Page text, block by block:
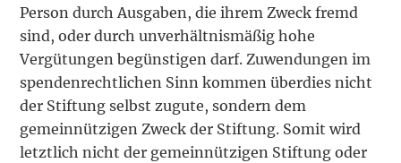
Person durch Ausgaben, die ihrem Zweck fremd
sind, oder durch unverhältnismäßig hohe
Vergütungen begünstigen darf. Zuwendungen im
spendenrechtlichen Sinn kommen überdies nicht
der Stiftung selbst zugute, sondern dem
gemeinnützigen Zweck der Stiftung. Somit wird
letztlich nicht der gemeinnützigen Stiftung oder